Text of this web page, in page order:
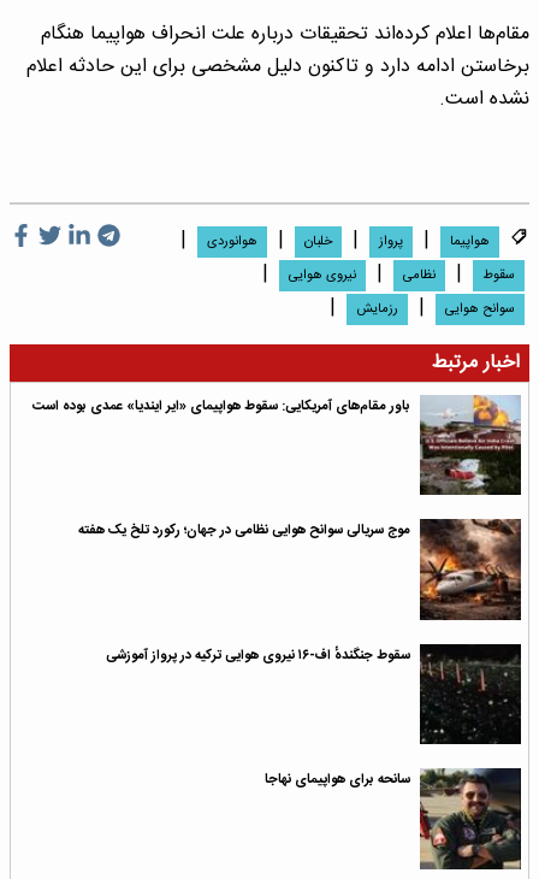
مقام‌ها اعلام کرده‌اند تحقیقات درباره علت انحراف هواپیما هنگام
برخاستن ادامه دارد و تاکنون دلیل مشخصی برای این حادثه اعلام
نشده است.
هواپیما | پرواز | خلبان | هوانوردی |
سقوط | نظامی | نیروی هوایی |
سوانح هوایی | رزمایش
|
اخبار مرتبط
باور مقام‌های آمریکایی: سقوط هواپیمای «ایر ایندیا» عمدی بوده است
موج سریالی سوانح هوایی نظامی در جهان؛ رکورد تلخ یک هفته
سقوط جنگندهٔ اف-۱۶ نیروی هوایی ترکیه در پرواز آموزشی
سانحه برای هواپیمای نهاجا